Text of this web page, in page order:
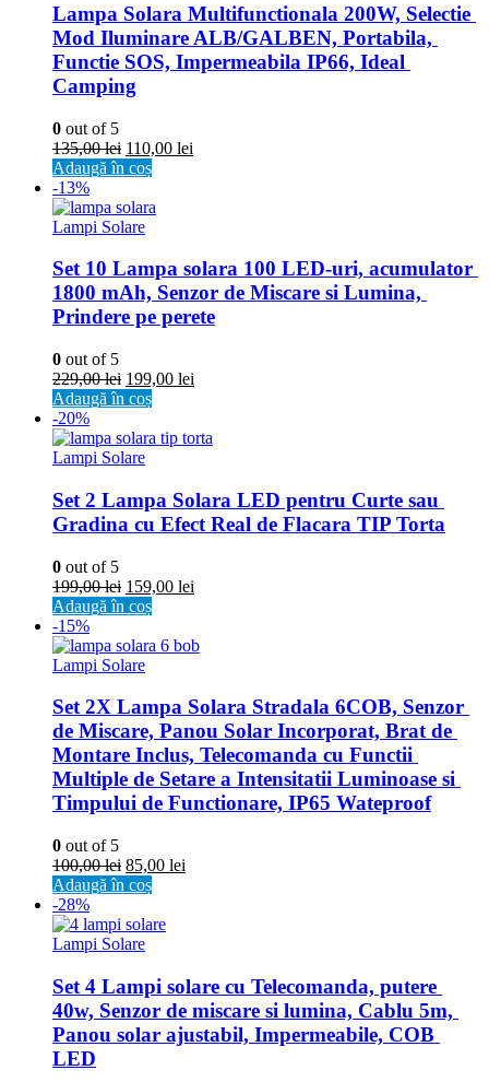
Lampa Solara Multifunctionala 200W, Selectie
Mod Iluminare ALB/GALBEN, Portabila,
Functie SOS, Impermeabila IP66, Ideal
Camping
0 out of 5
135,00lei 110,00 lei
Adaugă în coș
-13%
Lampi Solare
Set 10 Lampa solara 100 LED-uri, acumulator
1800 mAh, Senzor de Miscare si Lumina,
Prindere pe perete
0 out of 5
229,00lei 199,00 lei
Adaugă în coș
-20%
Lampi Solare
Set 2 Lampa Solara LED pentru Curte sau
Gradina cu Efect Real de Flacara TIP Torta
0 out of 5
199,00lei 159,00 lei
Adaugă în coș
-15%
Lampi Solare
Set 2X Lampa Solara Stradala 6COB, Senzor
de Miscare, Panou Solar Incorporat, Brat de
Montare Inclus, Telecomanda cu Functii
Multiple de Setare a Intensitatii Luminoase si
Timpului de Functionare, IP65 Wateproof
0 out of 5
100,00lei 85,00 lei
Adaugă în coș
-28%
Lampi Solare
Set 4 Lampi solare cu Telecomanda, putere
40w, Senzor de miscare si lumina, Cablu 5m,
Panou solar ajustabil, Impermeabile, COB
LED